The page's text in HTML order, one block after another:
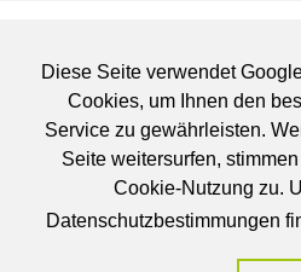
Diese Seite verwendet
Cookies, um Ihnen den
Service zu gewährleisten.
Seite weitersurfen,
Cookie-Nutzung zu.
Datenschutzbestimmungen
BRUTTO
PREISE
MEIN